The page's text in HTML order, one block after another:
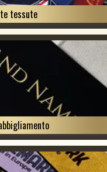
tessute